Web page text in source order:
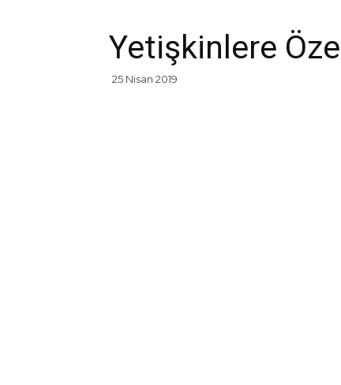
Yetişkinlere
25 Nisan 2019